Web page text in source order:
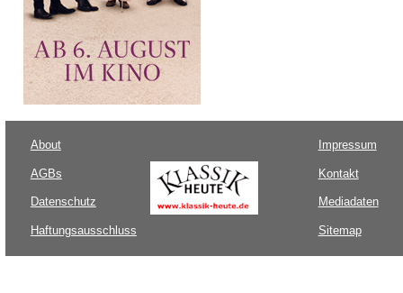
About
AGBs
Datenschutz
Haftungsausschluss
Impressum
Kontakt
Mediadaten
Sitemap